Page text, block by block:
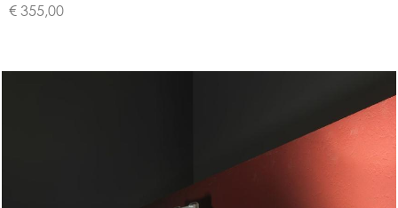
€ 355,00